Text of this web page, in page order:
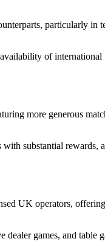
particularly in
of
more generous
substantial rewards,
UK operators,
games, and table